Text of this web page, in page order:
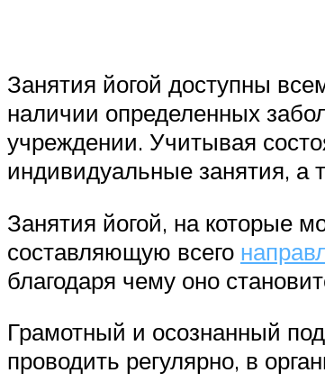
Занятия йогой доступны
наличии определенных
учреждении. Учитывая
индивидуальные занятия, а
Занятия йогой, на которые
составляющую всего
благодаря чему оно
Грамотный и осознанный
проводить регулярно, в